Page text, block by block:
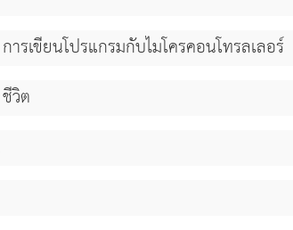
รเขียนโปรแกรมกับไมโครคอนโทรลเลอร์
วิต